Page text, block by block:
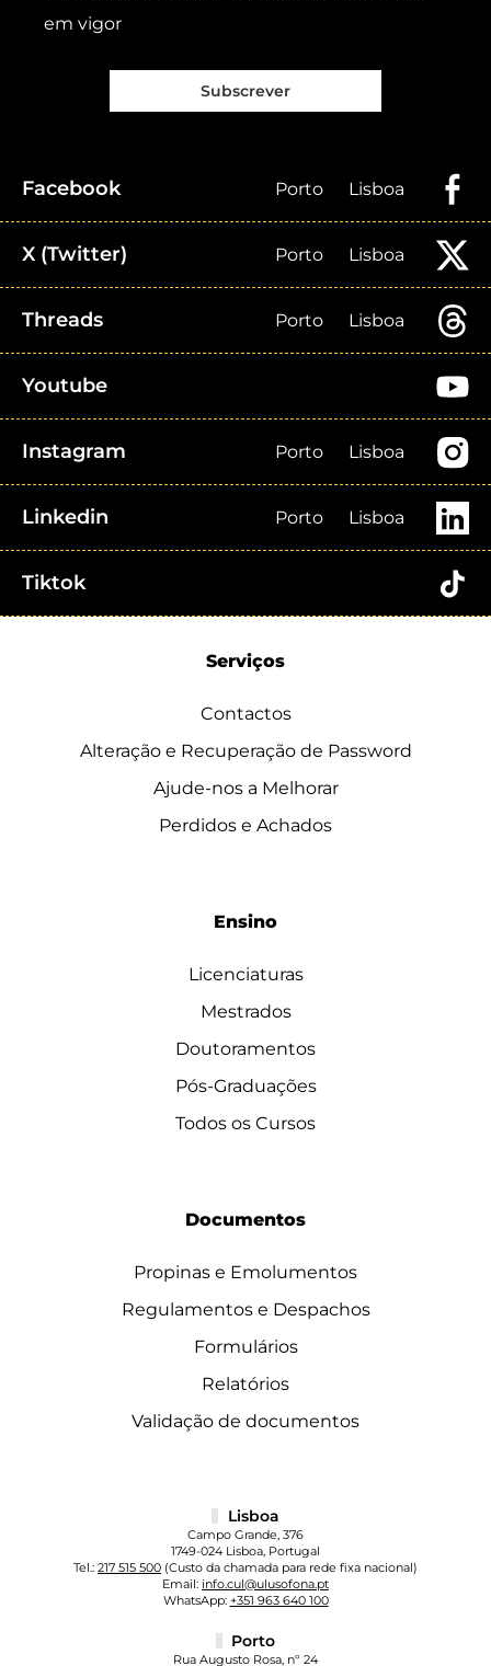
em vigor
Subscrever
Facebook Porto Lisboa
X (Twitter) Porto Lisboa
Threads Porto Lisboa
Youtube
Instagram Porto Lisboa
Linkedin Porto Lisboa
Tiktok
Serviços
Contactos
Alteração e Recuperação de Password
Ajude-nos a Melhorar
Perdidos e Achados
Ensino
Licenciaturas
Mestrados
Doutoramentos
Pós-Graduações
Todos os Cursos
Documentos
Propinas e Emolumentos
Regulamentos e Despachos
Formulários
Relatórios
Validação de documentos
Lisboa
Campo Grande, 376
1749-024 Lisboa, Portugal
Tel.: 217 515 500 (Custo da chamada para rede fixa nacional)
Email: info.cul@ulusofona.pt
WhatsApp: +351 963 640 100
Porto
Rua Augusto Rosa, nº 24